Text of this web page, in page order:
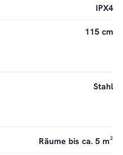
IPX4
115 cm
Stahl
Räume bis ca. 5 m²